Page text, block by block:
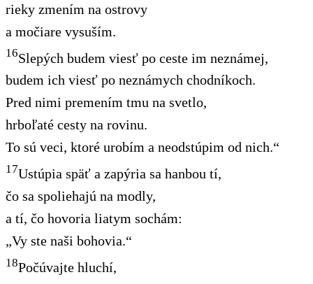
rieky zmením na ostrovy
a močiare vysuším.
16Slepých budem viesť po ceste im neznámej,
budem ich viesť po neznámych chodníkoch.
Pred nimi premením tmu na svetlo,
hrboľaté cesty na rovinu.
To sú veci, ktoré urobím a neodstúpim od nich.“
17Ustúpia späť a zapýria sa hanbou tí,
čo sa spoliehajú na modly,
a tí, čo hovoria liatym sochám:
„Vy ste naši bohovia.“
18Počúvajte hluchí,